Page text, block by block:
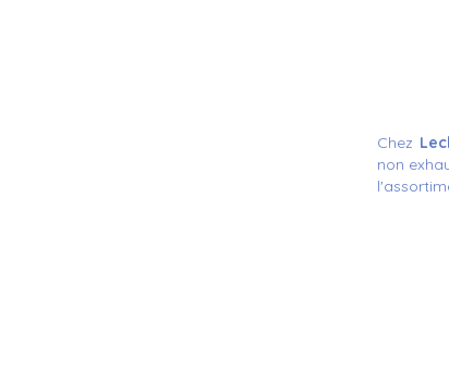
Chez
non